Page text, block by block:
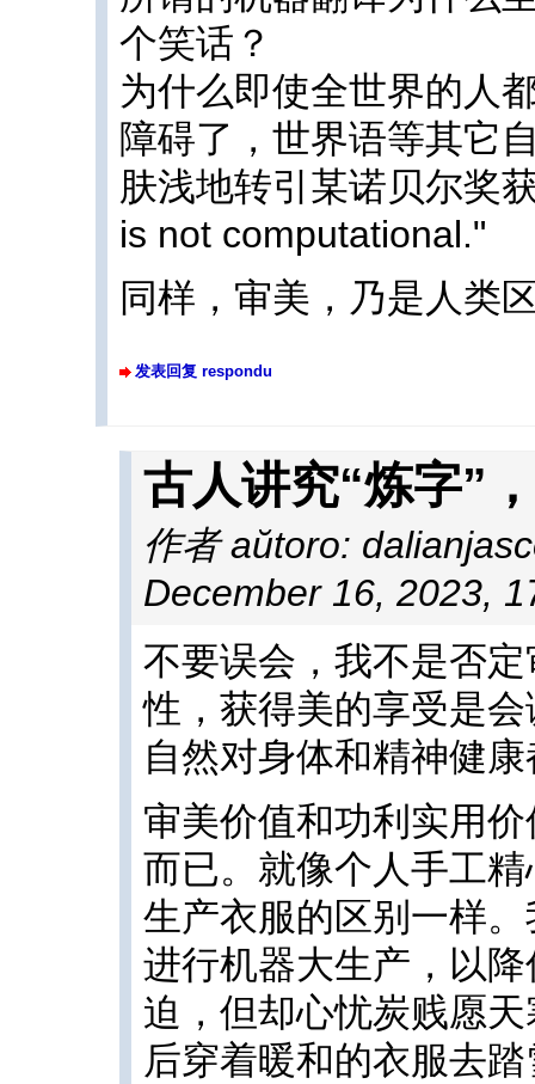
个笑话？
为什么即使全世界的人
障碍了，世界语等其它
肤浅地转引某诺贝尔奖
is not computational."
同样，审美，乃是人类
发表回复 respondu
古人讲究“炼字”
作者 aŭtoro:
December 16, 2023,
不要误会，我不是否
性，获得美的享受是
自然对身体和精神健
审美价值和功利实用
而已。就像个人手工
生产衣服的区别一样
进行机器大生产，以
迫，但却心忧炭贱愿
后穿着暖和的衣服去